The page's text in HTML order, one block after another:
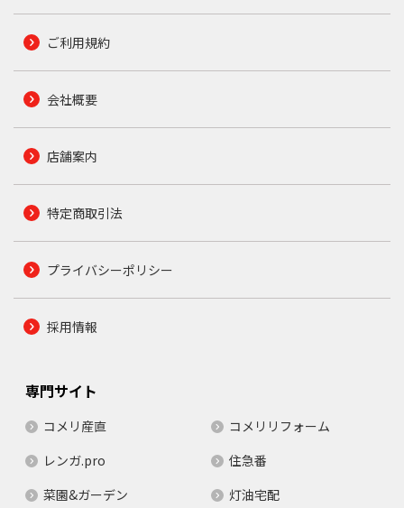
ご利用規約
会社概要
店舗案内
特定商取引法
プライバシーポリシー
採用情報
専門サイト
コメリ産直
コメリリフォーム
レンガ.pro
住急番
菜園&ガーデン
灯油宅配